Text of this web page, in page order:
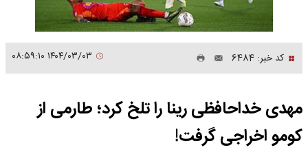
کد خبر: 6484
مهدی خداحافظی رینا را تلخ کرد؛ طارمی از
کومو اخراجی گرفت!